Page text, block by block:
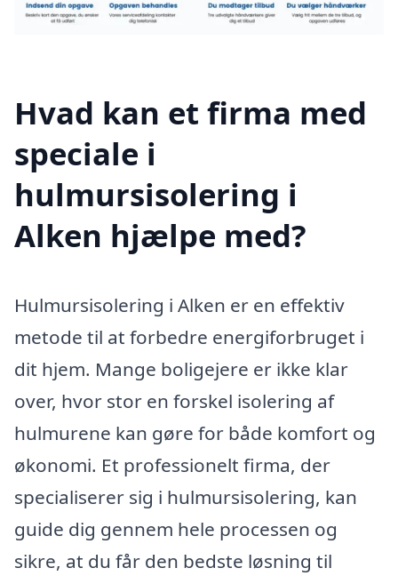
Hvad kan et firma med
speciale i
hulmursisolering i
Alken hjælpe med?
Hulmursisolering i Alken er en effektiv
metode til at forbedre energiforbruget i
dit hjem. Mange boligejere er ikke klar
over, hvor stor en forskel isolering af
hulmurene kan gøre for både komfort og
økonomi. Et professionelt firma, der
specialiserer sig i hulmursisolering, kan
guide dig gennem hele processen og
sikre, at du får den bedste løsning til